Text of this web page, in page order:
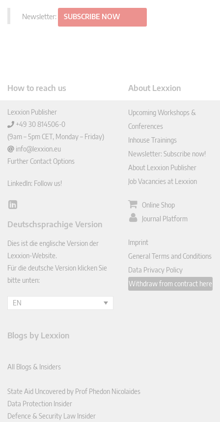
Newsletter: SUBSCRIBE NOW
How to reach us
Lexxion Publisher
+49 30 814506-0
(9am – 5pm CET, Monday – Friday)
info@lexxion.eu
Further Contact Options
LinkedIn: Follow us!
Lin
In
Deutschsprachige Version
Dies ist die englische Version der
Lexxion-Website.
Für die deutsche Version klicken Sie
bitte unten:
EN
About Lexxion
Upcoming Workshops &
Conferences
Inhouse Trainings
Newsletter: Subscribe now!
About Lexxion Publisher
Job Vacancies at Lexxion
Online Shop
Journal Platform
Imprint
General Terms and Conditions
Data Privacy Policy
Withdraw from contract here
Blogs by Lexxion
All Blogs & Insiders
State Aid Uncovered by Prof Phedon Nicolaides
Data Protection Insider
Defence & Security Law Insider